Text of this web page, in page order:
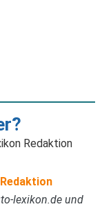
lexikon.de und